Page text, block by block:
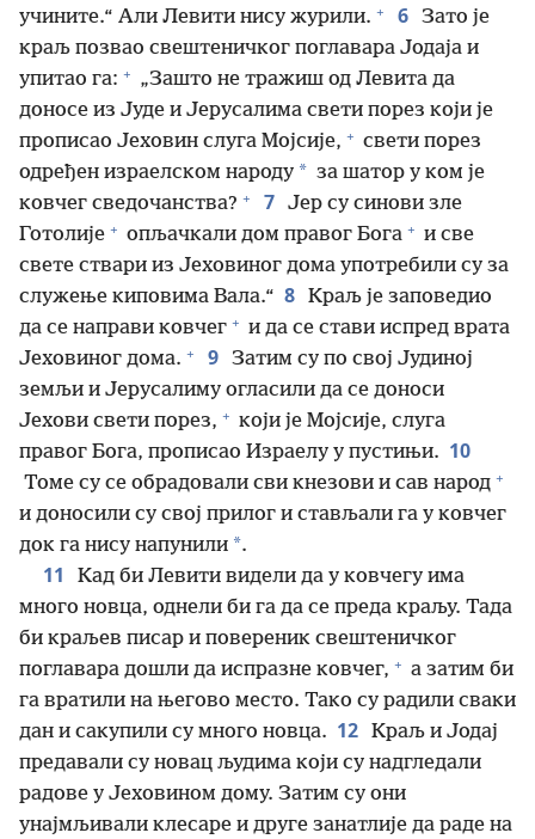
учините.“ Али Левити нису журили. + 6 Зато је
краљ позвао свештеничког поглавара Јодаја и
упитао га: + „Зашто не тражиш од Левита да
доносе из Јуде и Јерусалима свети порез који је
прописао Јеховин слуга Мојсије, + свети порез
одређен израелском народу * за шатор у ком је
ковчег сведочанства? + 7 Јер су синови зле
Готолије + опљачкали дом правог Бога + и све
свете ствари из Јеховиног дома употребили су за
служење киповима Вала.“ 8 Краљ је заповедио
да се направи ковчег + и да се стави испред врата
Јеховиног дома. + 9 Затим су по свој Јудиној
земљи и Јерусалиму огласили да се доноси
Јехови свети порез, + који је Мојсије, слуга
правог Бога, прописао Израелу у пустињи. 10
Томе су се обрадовали сви кнезови и сав народ +
и доносили су свој прилог и стављали га у ковчег
док га нису напунили *.
11
Кад би Левити видели да у ковчегу има
много новца, однели би га да се преда краљу. Тада
би краљев писар и повереник свештеничког
поглавара дошли да испразне ковчег, + а затим би
га вратили на његово место. Тако су радили сваки
дан и сакупили су много новца. 12 Краљ и Јодај
предавали су новац људима који су надгледали
радове у Јеховином дому. Затим су они
унајмљивали клесаре и друге занатлије да раде на